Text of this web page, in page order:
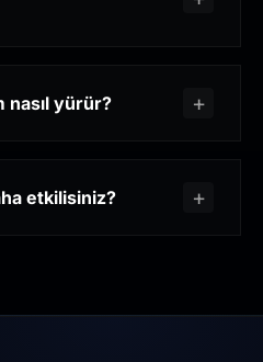
nasıl yürür?
etkilisiniz?